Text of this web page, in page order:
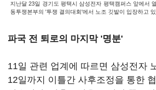
지난달 23일 경기도 평택시 삼성전자 평택캠퍼스 앞에서
동투쟁본부의 '투쟁 결의대회'에서 노조 깃발이 입장하고
파국 전 퇴로의 마지막 '명분'
11일 관련 업계에 따르면 삼성전자
12일까지 이틀간 사후조정을 통한